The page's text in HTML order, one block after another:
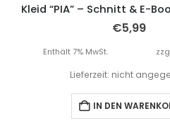
€5,99
Enthält 7% MwSt.
Lieferzeit: nicht
IN DEN